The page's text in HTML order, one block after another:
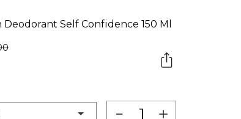
Deodorant Self Confidence 150 Ml